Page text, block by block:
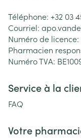
Téléphone: +32 03
Courriel:
Numéro de licence:
Pharmacien
Numéro TVA:
Service à la
FAQ
Votre